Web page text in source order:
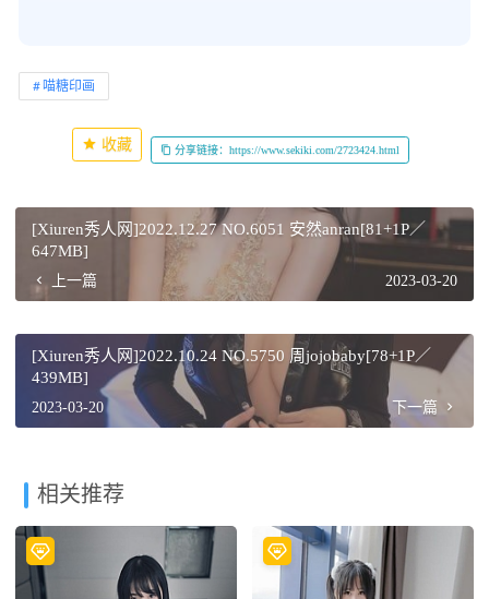
喵糖印画
收藏 分享链接：https://www.sekiki.com/2723424.html
[Xiuren秀人网]2022.12.27 NO.6051 安然anran[81+1P／
647MB]
上一篇 2023-03-20
[Xiuren秀人网]2022.10.24 NO.5750 周jojobaby[78+1P／
439MB]
2023-03-20 下一篇
相关推荐